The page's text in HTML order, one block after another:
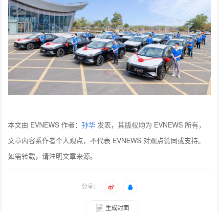
本文由 EVNEWS 作者：孙华 发表，其版权均为 EVNEWS 所有，
文章内容系作者个人观点，不代表 EVNEWS 对观点赞同或支持。
如需转载，请注明文章来源。
分享：
生成封面